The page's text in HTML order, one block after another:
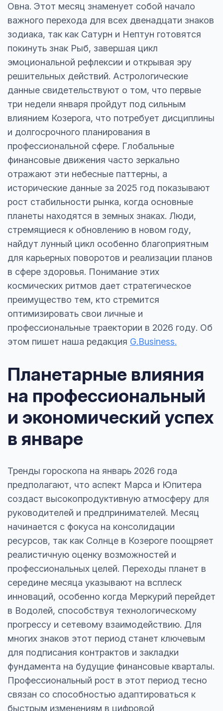
Овна. Этот месяц знаменует собой начало
важного перехода для всех двенадцати знаков
зодиака, так как Сатурн и Нептун готовятся
покинуть знак Рыб, завершая цикл
эмоциональной рефлексии и открывая эру
решительных действий. Астрологические
данные свидетельствуют о том, что первые
три недели января пройдут под сильным
влиянием Козерога, что потребует дисциплины
и долгосрочного планирования в
профессиональной сфере. Глобальные
финансовые движения часто зеркально
отражают эти небесные паттерны, а
исторические данные за 2025 год показывают
рост стабильности рынка, когда основные
планеты находятся в земных знаках. Люди,
стремящиеся к обновлению в новом году,
найдут лунный цикл особенно благоприятным
для карьерных поворотов и реализации планов
в сфере здоровья. Понимание этих
космических ритмов дает стратегическое
преимущество тем, кто стремится
оптимизировать свои личные и
профессиональные траектории в 2026 году. Об
этом пишет наша редакция G.Business.
Планетарные влияния
на профессиональный
и экономический успех
в январе
Тренды гороскопа на январь 2026 года
предполагают, что аспект Марса и Юпитера
создаст высокопродуктивную атмосферу для
руководителей и предпринимателей. Месяц
начинается с фокуса на консолидации
ресурсов, так как Солнце в Козероге поощряет
реалистичную оценку возможностей и
профессиональных целей. Переходы планет в
середине месяца указывают на всплеск
инноваций, особенно когда Меркурий перейдет
в Водолей, способствуя технологическому
прогрессу и сетевому взаимодействию. Для
многих знаков этот период станет ключевым
для подписания контрактов и закладки
фундамента на будущие финансовые кварталы.
Профессиональный рост в этот период тесно
связан со способностью адаптироваться к
быстрым изменениям в цифровой